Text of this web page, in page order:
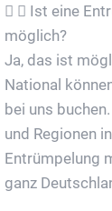
Ist eine
möglich?
Ja, das ist
National
bei uns
und Regionen
Entrümpelung
ganz